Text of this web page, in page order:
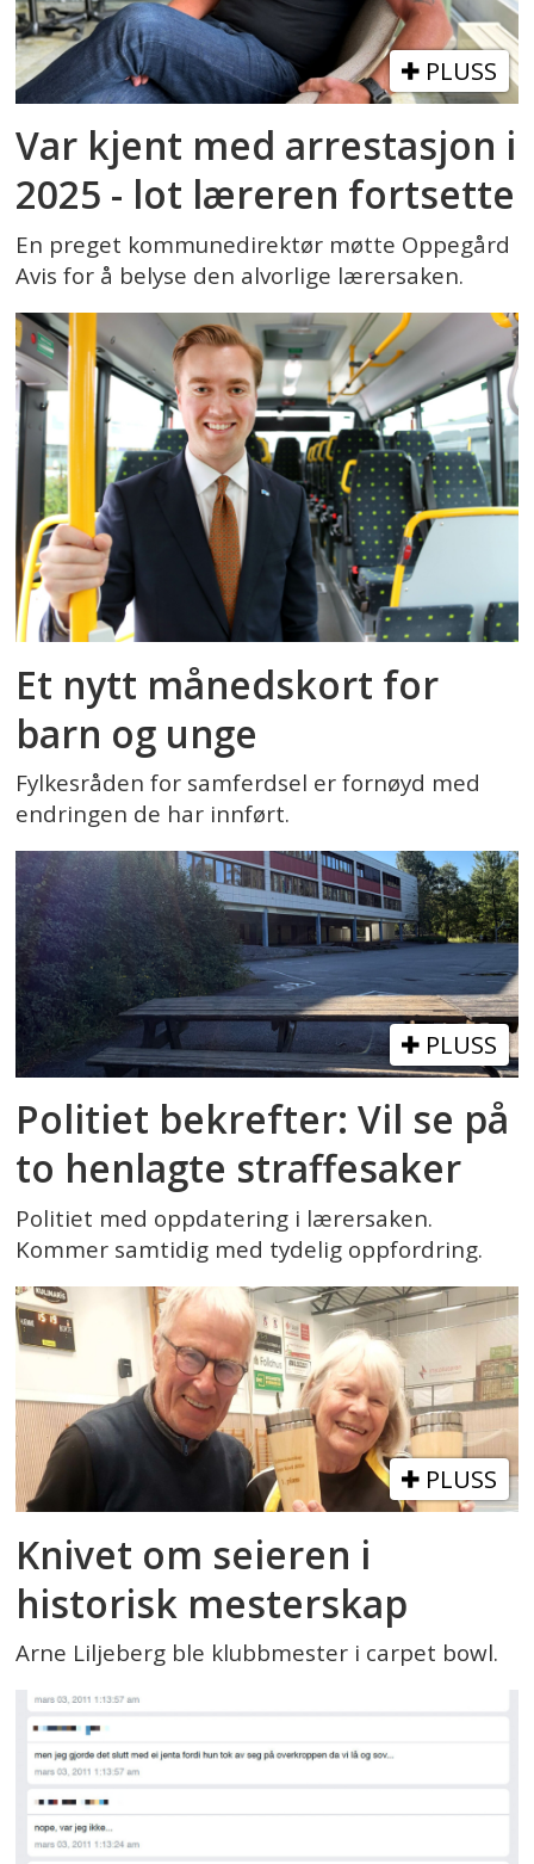
PLUSS
Var kjent med arrestasjon i
2025 - lot læreren fortsette
En preget kommunedirektør møtte Oppegård
Avis for å belyse den alvorlige lærersaken.
Et nytt månedskort for
barn og unge
Fylkesråden for samferdsel er fornøyd med
endringen de har innført.
PLUSS
Politiet bekrefter: Vil se på
to henlagte straffesaker
Politiet med oppdatering i lærersaken.
Kommer samtidig med tydelig oppfordring.
PLUSS
Knivet om seieren i
historisk mesterskap
Arne Liljeberg ble klubbmester i carpet bowl.